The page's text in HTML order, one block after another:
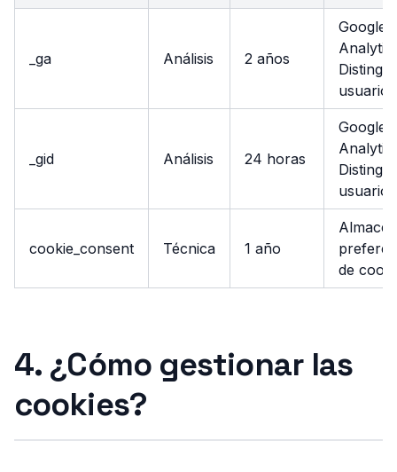
_ga Análisis 2 años
Google
usuarios
_gid Análisis 24 horas
Google
usuarios
cookie_consent Técnica 1 año
de
4. ¿Cómo gestionar las
cookies?